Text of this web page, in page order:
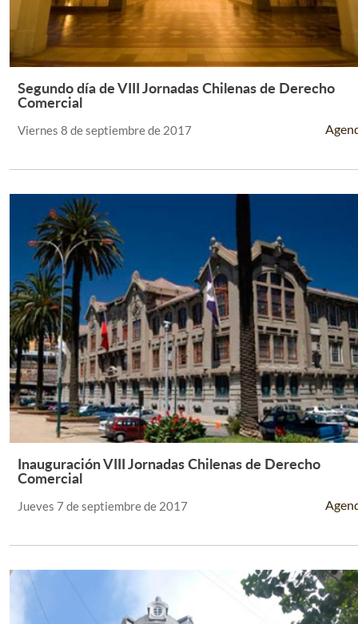
Leer Más +
Segundo día de VIII Jornadas Chilenas de Derecho
Comercial
Viernes 8 de septiembre de 2017
Leer Más +
Inauguración VIII Jornadas Chilenas de Derecho
Comercial
Jueves 7 de septiembre de 2017